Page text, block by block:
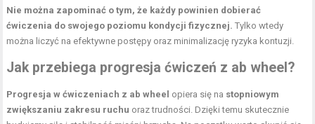
Nie można zapominać o tym, że każdy powinien dobierać
ćwiczenia do swojego poziomu kondycji fizycznej. Tylko wtedy
można liczyć na efektywne postępy oraz minimalizację ryzyka kontuzji.
Jak przebiega progresja ćwiczeń z ab wheel?
Progresja w ćwiczeniach z ab wheel opiera się na stopniowym
zwiększaniu zakresu ruchu oraz trudności. Dzięki temu skutecznie